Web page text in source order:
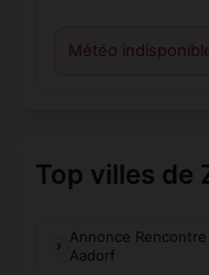
Météo
Top villes de
Annonce Rencontre
Aadorf